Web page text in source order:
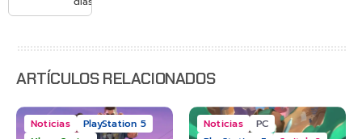
Gears of
2 y más
ARTÍCULOS RELACIONADOS
Noticias
PlayStation 5
Noticias
PC